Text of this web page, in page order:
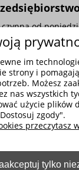
od
w godzinach 9.00 -
881 703
mail:
Sklepy
26, 34-400
91, 43-300
im
strony i
Możesz
nas wszystkich
użycie plików
zgody".
przeczytasz
tylko